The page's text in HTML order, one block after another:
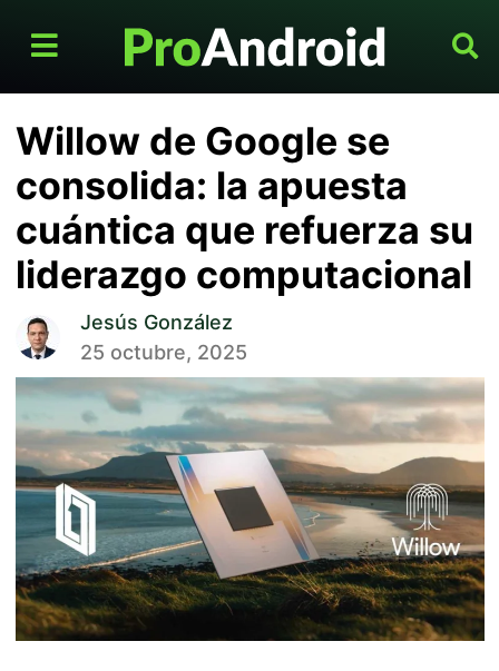
Willow de Google se
consolida: la apuesta
cuántica que refuerza su
liderazgo computacional
Jesús González
25 octubre, 2025